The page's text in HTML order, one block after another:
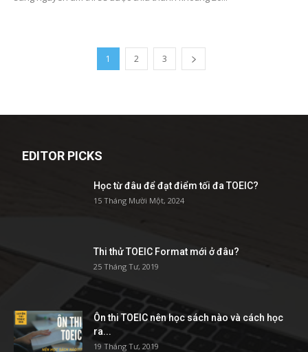
1 2 3
EDITOR PICKS
Học từ đâu để đạt điểm tối đa TOEIC?
15 Tháng Mười Một, 2024
Thi thử TOEIC Format mới ở đâu?
25 Tháng Tư, 2019
Ôn thi TOEIC nên học sách nào và cách học
ra...
19 Tháng Tư, 2019